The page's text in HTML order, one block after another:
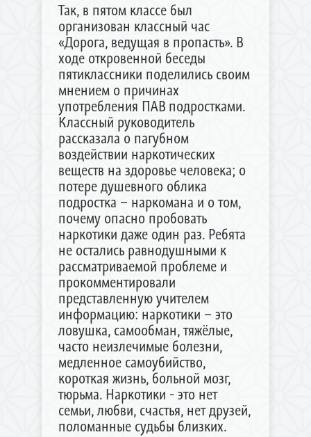
Так, в пятом классе был
организован классный час
«Дорога, ведущая в пропасть». В
ходе откровенной беседы
пятиклассники поделились своим
мнением о причинах
употребления ПАВ подростками.
Классный руководитель
рассказала о пагубном
воздействии наркотических
веществ на здоровье человека; о
потере душевного облика
подростка – наркомана и о том,
почему опасно пробовать
наркотики даже один раз. Ребята
не остались равнодушными к
рассматриваемой проблеме и
прокомментировали
представленную учителем
информацию: наркотики – это
ловушка, самообман, тяжёлые,
часто неизлечимые болезни,
медленное самоубийство,
короткая жизнь, больной мозг,
тюрьма. Наркотики - это нет
семьи, любви, счастья, нет друзей,
поломанные судьбы близких.